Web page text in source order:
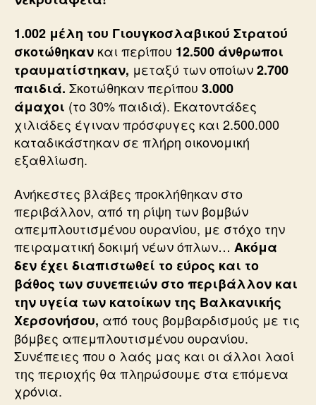
1.002 μέλη του Γιουγκοσλαβικού Στρατού
σκοτώθηκαν και περίπου 12.500 άνθρωποι
τραυματίστηκαν, μεταξύ των οποίων2.700
παιδιά. Σκοτώθηκαν περίπου 3.000
άμαχοι (το 30% παιδιά). Εκατοντάδες
χιλιάδες έγιναν πρόσφυγες και 2.500.000
καταδικάστηκαν σε πλήρη οικονομική
εξαθλίωση.
Ανήκεστες βλάβες προκλήθηκαν στο
περιβάλλον, από τη ρίψη των βομβών
απεμπλουτισμένου ουρανίου, με στόχο την
πειραματική δοκιμή νέων όπλων… Ακόμα
δεν έχει διαπιστωθεί το εύρος και το
βάθος των συνεπειών στο περιβάλλον και
την υγεία των κατοίκων της Βαλκανικής
Χερσονήσου, από τους βομβαρδισμούς με τις
βόμβες απεμπλουτισμένου ουρανίου.
Συνέπειες που ο λαός μας και οι άλλοι λαοί
της περιοχής θα πληρώσουμε στα επόμενα
χρόνια.